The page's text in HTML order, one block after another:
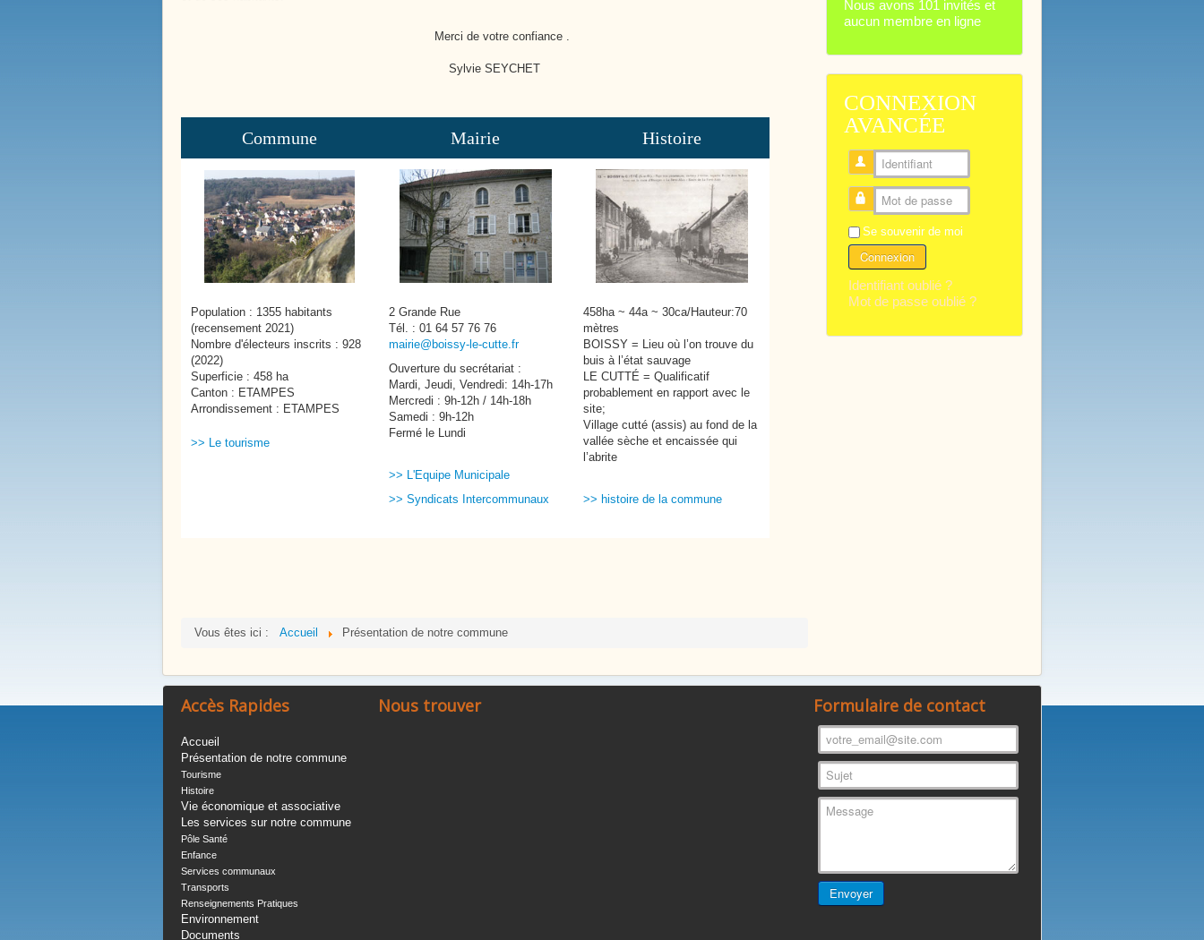
La Mare Aux Roches
Notre Patrimoine
Merci de votre confiance .
Sylvie SEYCHET
Commune
Population : 1355 habitants
(recensement 2021)
Nombre d'électeurs inscrits : 928
(2022)
Superficie : 458 ha
Canton : ETAMPES
Arrondissement : ETAMPES
>> Le tourisme
Mairie
2 Grande Rue
Tél. : 01 64 57 76 76
mairie@boissy-le-cutte.fr
Ouverture du secrétariat :
Mardi, Jeudi, Vendredi: 14h-17h
Mercredi : 9h-12h / 14h-18h
Samedi : 9h-12h
Fermé le Lundi
>> L'Equipe Municipale
>> Syndicats Intercommunaux
Histoire
458ha ~ 44a ~ 30ca/Hauteur:70
mètres
BOISSY = Lieu où l’on trouve du
buis à l’état sauvage
LE CUTTÉ = Qualificatif
probablement en rapport avec le
site;
Village cutté (assis) au fond de la
vallée sèche et encaissée qui
l’abrite
>> histoire de la commune
Vous êtes ici : Accueil Présentation de notre commune
Nous avons 101 invités et
aucun membre en ligne
CONNEXION
AVANCÉE
Identifiant
Mot de passe
Se souvenir de moi
Connexion
Identifiant oublié ?
Mot de passe oublié ?
Accès Rapides
Accueil
Présentation de notre commune
Tourisme
Histoire
Vie économique et associative
Les services sur notre commune
Pôle Santé
Enfance
Services communaux
Transports
Renseignements Pratiques
Environnement
Documents
Nous trouver Formulaire de contact